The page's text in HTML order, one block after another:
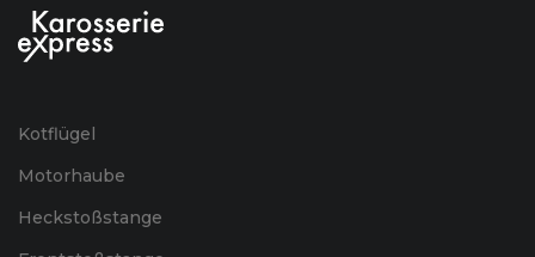
Kotflügel
Motorhaube
Heckstoßstange